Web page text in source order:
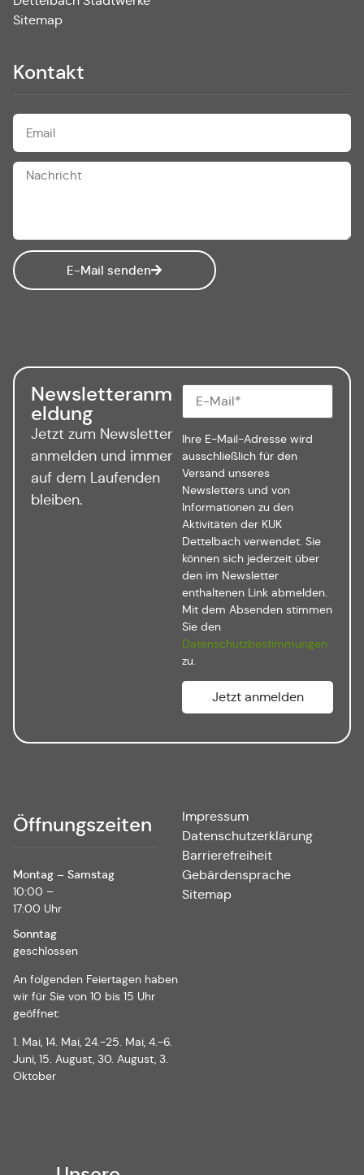
Sitemap
Kontakt
E-Mail senden
Newsletteranm
eldung
Jetzt zum Newsletter
anmelden und immer
auf dem Laufenden
bleiben.
Ihre E-Mail-Adresse wird
ausschließlich für den
Versand unseres
Newsletters und von
Informationen zu den
Aktivitäten der KUK
Dettelbach verwendet. Sie
können sich jederzeit über
den im Newsletter
enthaltenen Link abmelden.
Mit dem Absenden stimmen
Sie den
Datenschutzbestimmungen
zu.
Öffnungszeiten
Montag – Samstag
10:00 –
17:00 Uhr
Sonntag
geschlossen
An folgenden Feiertagen haben
wir für Sie von 10 bis 15 Uhr
geöffnet:
1. Mai, 14. Mai, 24.-25. Mai, 4.-6.
Juni, 15. August, 30. August, 3.
Oktober
Impressum
Datenschutzerklärung
Barrierefreiheit
Gebärdensprache
Sitemap